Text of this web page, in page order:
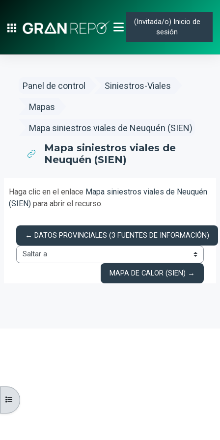
PANEL LATERAL
(Invitada/o) Inicio de
sesión
ABRIR ÍNDICE DE CURSOS
Panel de control Siniestros-Viales
Mapas
Mapa siniestros viales de Neuquén (SIEN)
Mapa siniestros viales de
Neuquén (SIEN)
Haga clic en el enlace Mapa siniestros viales de Neuquén
(SIEN) para abrir el recurso.
← DATOS PROVINCIALES (3 FUENTES DE INFORMACIÓN)
Saltar a
MAPA DE CALOR (SIEN) →